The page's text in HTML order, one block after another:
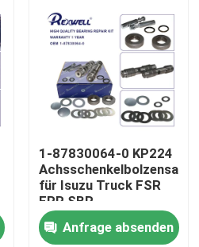
1-87830064-0 KP224
Achsschenkelbolzensatz
für Isuzu Truck FSR
FRR SBR
Anfrage absenden